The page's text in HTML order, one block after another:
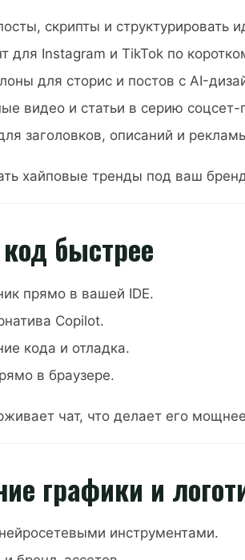
скрипты и структурировать
для Instagram и TikTok по
для сторис и постов с AI-
видео и статьи в серию соцсет-
заголовков, описаний и
хайповые тренды под ваш
быстрее
прямо в вашей IDE.
Copilot.
кода и отладка.
в браузере.
чат, что делает его
графики и
инструментами.